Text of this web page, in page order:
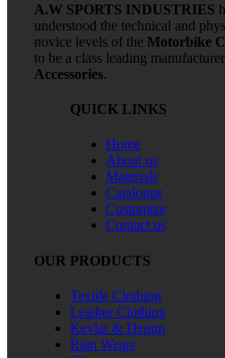
A.W SPORTS INDUSTRIES
understood the technical and
novice levels of the Motorbike
to be a class leading
Accessories.
QUICK LINKS
Home
About us
Materials
Catalogue
Customize
Contact us
OUR PRODUCTS
Textile Clothing
Leather Clothing
Kevlar & Denim
Rain Wears